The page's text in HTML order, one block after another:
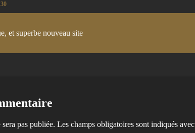
et superbe nouveau site
pas publiée. Les champs obligatoires sont indiqués avec